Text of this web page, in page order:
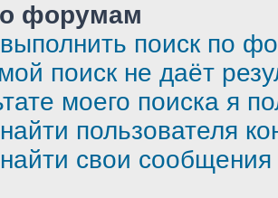
форумам
поиск по
поиск не даёт
моего поиска я
пользователя
свои